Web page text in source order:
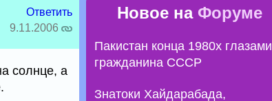
Ответить
9.11.2006
солнце, а
Новое на Форуме
Пакистан конца 1980х глазами
гражданина СССР
Знатоки Хайдарабада,